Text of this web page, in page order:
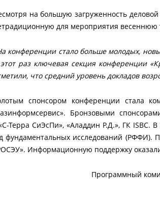
на большую загруженность
для мероприятия весеннюю
конференции стало больше молодых,
раз ключевая секция конференции
что средний уровень докладов
спонсором конференции стала
Бронзовыми
Терра СиЭсПи», «Аладдин Р.Д.», ГК
фундаментальных исследований
Информационную поддержку оказали
Программный